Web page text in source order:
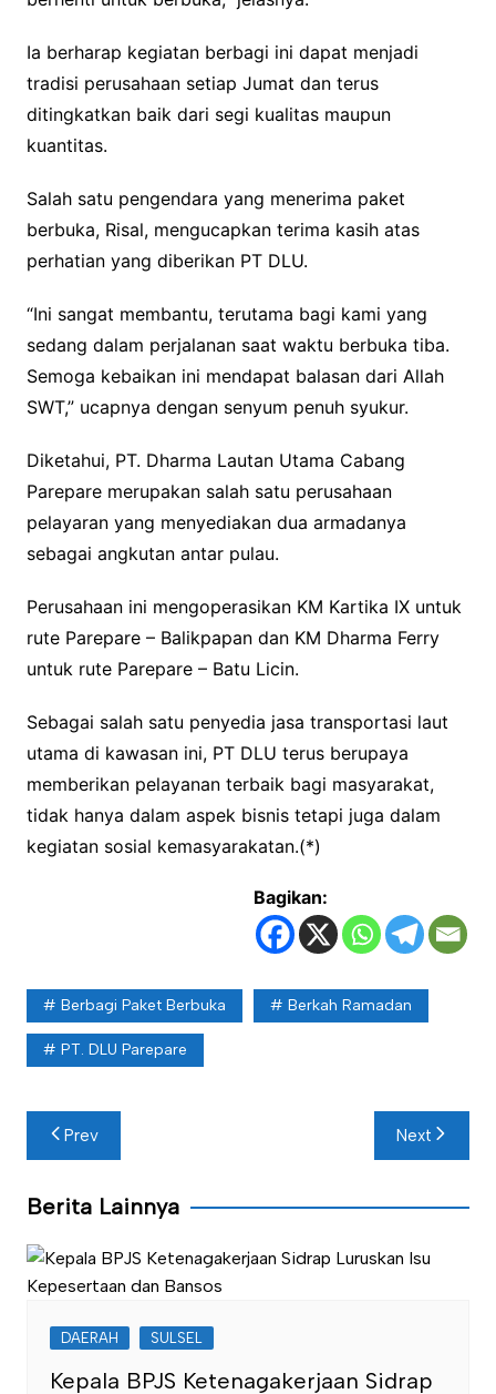
Ia berharap kegiatan berbagi ini dapat menjadi
tradisi perusahaan setiap Jumat dan terus
ditingkatkan baik dari segi kualitas maupun
kuantitas.
Salah satu pengendara yang menerima paket
berbuka, Risal, mengucapkan terima kasih atas
perhatian yang diberikan PT DLU.
“Ini sangat membantu, terutama bagi kami yang
sedang dalam perjalanan saat waktu berbuka tiba.
Semoga kebaikan ini mendapat balasan dari Allah
SWT,” ucapnya dengan senyum penuh syukur.
Diketahui, PT. Dharma Lautan Utama Cabang
Parepare merupakan salah satu perusahaan
pelayaran yang menyediakan dua armadanya
sebagai angkutan antar pulau.
Perusahaan ini mengoperasikan KM Kartika IX untuk
rute Parepare – Balikpapan dan KM Dharma Ferry
untuk rute Parepare – Batu Licin.
Sebagai salah satu penyedia jasa transportasi laut
utama di kawasan ini, PT DLU terus berupaya
memberikan pelayanan terbaik bagi masyarakat,
tidak hanya dalam aspek bisnis tetapi juga dalam
kegiatan sosial kemasyarakatan.(*)
Bagikan:
Berbagi Paket Berbuka Berkah Ramadan
PT. DLU Parepare
Navigasi
pos
Prev Next
Berita Lainnya
DAERAH SULSEL
Kepala BPJS Ketenagakerjaan Sidrap